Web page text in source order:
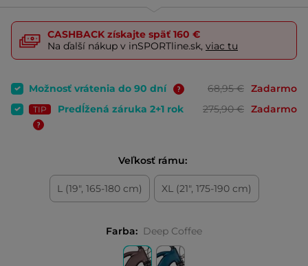
CASHBACK získajte späť 160 €
Na ďalší nákup v inSPORTline.sk, viac tu
Možnosť vrátenia do 90 dní 68,95 € Zadarmo
TIP Predĺžená záruka 2+1 rok 275,90 € Zadarmo
Veľkosť rámu:
L (19", 165-180 cm) XL (21", 175-190 cm)
Farba: Deep Coffee